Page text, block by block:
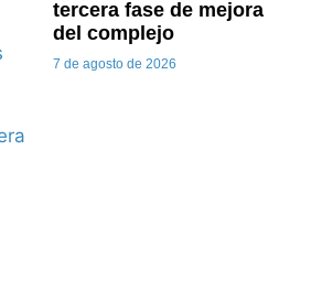
tercera fase de mejora
del complejo
7 de agosto de 2026